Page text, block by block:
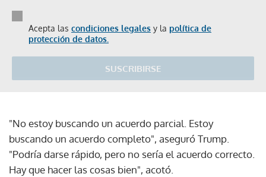
Acepta las condiciones legales y la política de
protección de datos.
SUSCRIBIRSE
"No estoy buscando un acuerdo parcial. Estoy
buscando un acuerdo completo", aseguró Trump.
"Podría darse rápido, pero no sería el acuerdo correcto.
Hay que hacer las cosas bien", acotó.